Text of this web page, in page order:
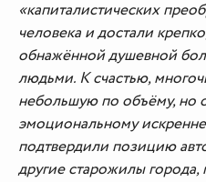
«капиталистических
человека и достали
обнажённой душевной
людьми. К счастью,
небольшую по объёму, но
эмоциональному
подтвердили позицию
другие старожилы